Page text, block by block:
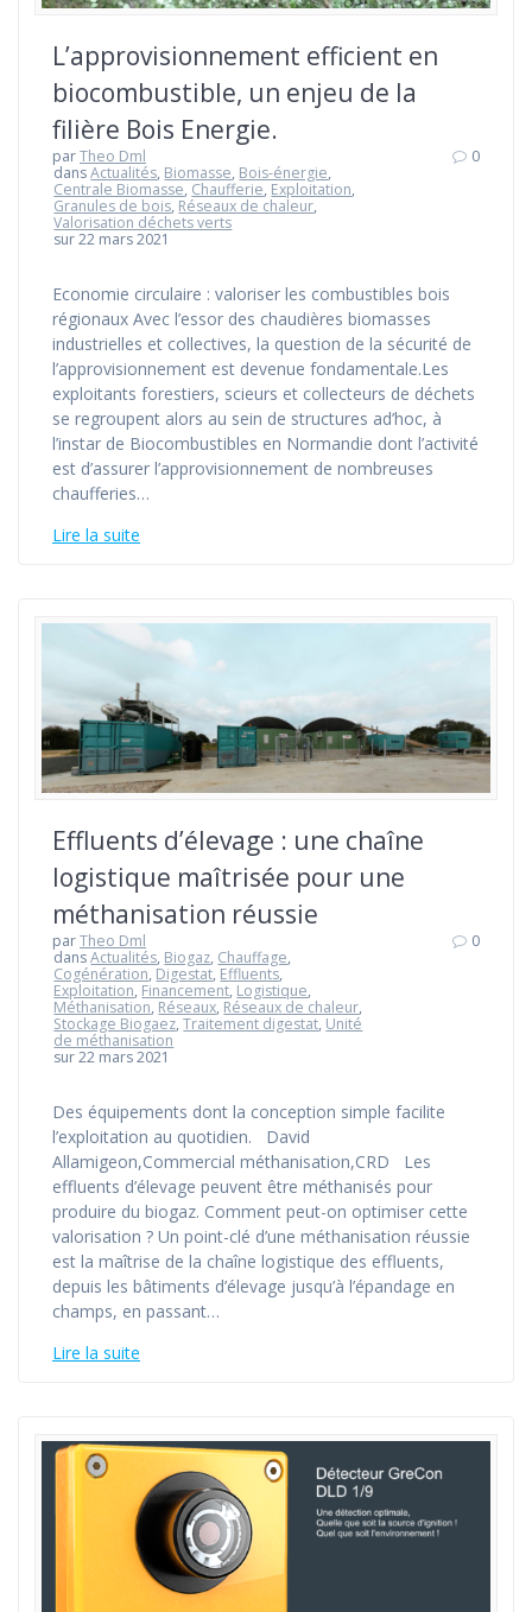
L’approvisionnement efficient en
biocombustible, un enjeu de la
filière Bois Energie.
parTheo Dml
dansActualités, Biomasse, Bois-énergie,
Centrale Biomasse, Chaufferie, Exploitation,
Granules de bois, Réseaux de chaleur,
Valorisation déchets verts
sur 22 mars 2021
0
Economie circulaire : valoriser les combustibles bois
régionaux Avec l’essor des chaudières biomasses
industrielles et collectives, la question de la sécurité de
l’approvisionnement est devenue fondamentale.Les
exploitants forestiers, scieurs et collecteurs de déchets
se regroupent alors au sein de structures ad’hoc, à
l’instar de Biocombustibles en Normandie dont l’activité
est d’assurer l’approvisionnement de nombreuses
chaufferies…
Lire la suite
Effluents d’élevage : une chaîne
logistique maîtrisée pour une
méthanisation réussie
parTheo Dml
dansActualités, Biogaz, Chauffage,
Cogénération, Digestat, Effluents,
Exploitation, Financement, Logistique,
Méthanisation, Réseaux, Réseaux de chaleur,
Stockage Biogaez,Traitement digestat, Unité
de méthanisation
sur 22 mars 2021
0
Des équipements dont la conception simple facilite
l’exploitation au quotidien. David
Allamigeon,Commercial méthanisation,CRD Les
effluents d’élevage peuvent être méthanisés pour
produire du biogaz. Comment peut-on optimiser cette
valorisation ? Un point-clé d’une méthanisation réussie
est la maîtrise de la chaîne logistique des effluents,
depuis les bâtiments d’élevage jusqu’à l’épandage en
champs, en passant…
Lire la suite